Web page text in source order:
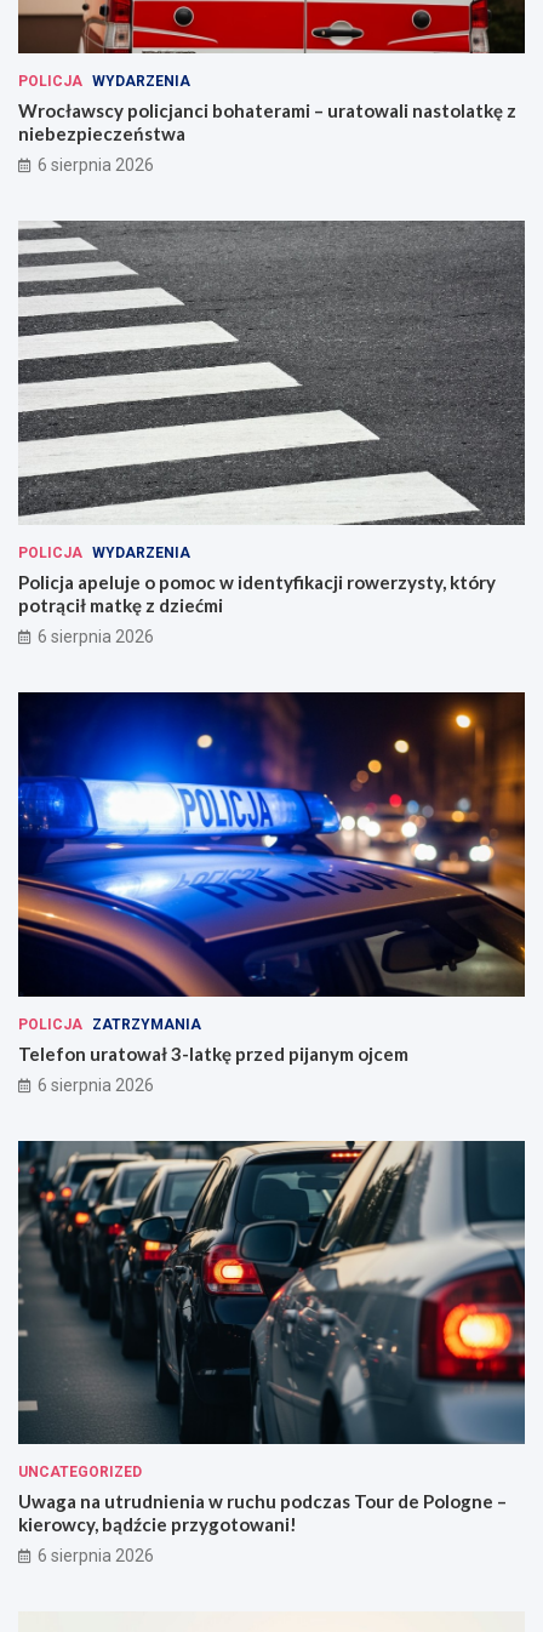
POLICJA WYDARZENIA
Wrocławscy policjanci bohaterami – uratowali nastolatkę z
niebezpieczeństwa
6 sierpnia 2026
POLICJA WYDARZENIA
Policja apeluje o pomoc w identyfikacji rowerzysty, który
potrącił matkę z dziećmi
6 sierpnia 2026
POLICJA ZATRZYMANIA
Telefon uratował 3-latkę przed pijanym ojcem
6 sierpnia 2026
UNCATEGORIZED
Uwaga na utrudnienia w ruchu podczas Tour de Pologne –
kierowcy, bądźcie przygotowani!
6 sierpnia 2026